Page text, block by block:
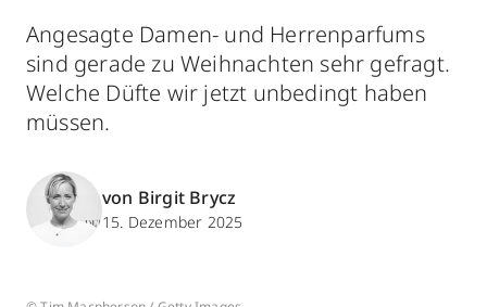
Angesagte Damen- und Herrenparfums
sind gerade zu Weihnachten sehr gefragt.
Welche Düfte wir jetzt unbedingt haben
müssen.
von Birgit Brycz
15. Dezember 2025